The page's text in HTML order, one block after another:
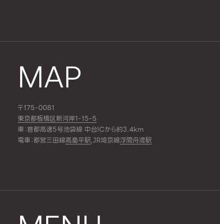
MAP
〒175-0081
東京都板橋区新河岸1-15-5
車：首都高速5号池袋線 中台ICから約3.4km
電車：都営三田線高島平駅,JR埼京線浮間舟渡駅